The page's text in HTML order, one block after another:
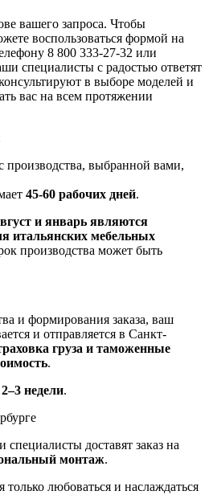
вашего запроса. Чтобы
воспользоваться формой на
8 800 333-27-32 или
специалисты с радостью ответят
в выборе моделей и
вас на всем протяжении
производства, выбранной вами,
45-60 рабочих дней.
и январь являются
итальянских мебельных
производства может быть
и формирования заказа, ваш
и отправляется в Санкт-
груза и таможенные
.
2–3 недели.
доставят заказ на
монтаж.
только любоваться и наслаждаться